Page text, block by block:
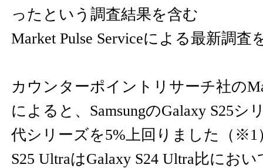
ったという調査結果を含む
Market Pulse Serviceによる最新調
カウンターポイントリサーチ社の
によると、SamsungのGalaxy S25シ
代シリーズを5%上回りました（※1
S25 UltraはGalaxy S24 Ultra比にお